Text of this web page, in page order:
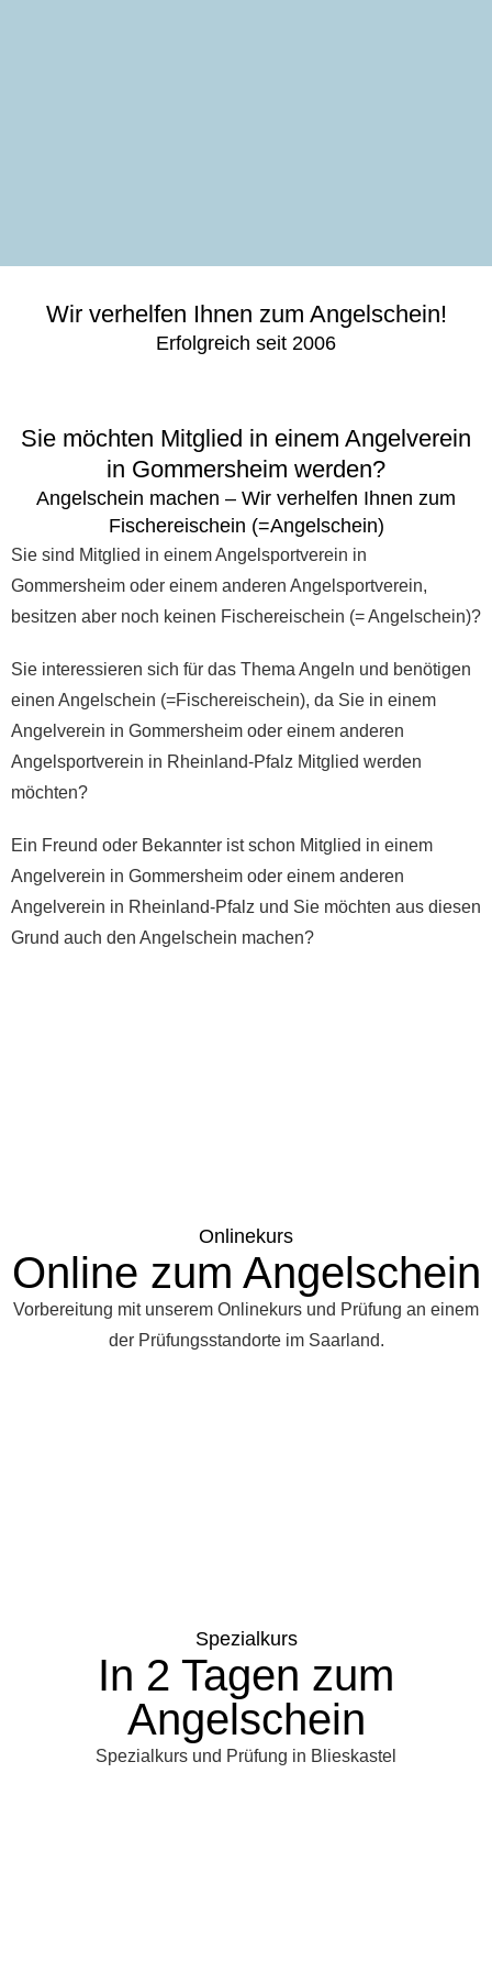
Wir verhelfen Ihnen zum Angelschein!
Erfolgreich seit 2006
Sie möchten Mitglied in einem Angelverein
in Gommersheim werden?
Angelschein machen – Wir verhelfen Ihnen zum
Fischereischein (=Angelschein)
Sie sind Mitglied in einem Angelsportverein in
Gommersheim oder einem anderen Angelsportverein,
besitzen aber noch keinen Fischereischein (= Angelschein)?
Sie interessieren sich für das Thema Angeln und benötigen
einen Angelschein (=Fischereischein), da Sie in einem
Angelverein in Gommersheim oder einem anderen
Angelsportverein in Rheinland-Pfalz Mitglied werden
möchten?
Ein Freund oder Bekannter ist schon Mitglied in einem
Angelverein in Gommersheim oder einem anderen
Angelverein in Rheinland-Pfalz und Sie möchten aus diesen
Grund auch den Angelschein machen?
Onlinekurs
Online zum Angelschein
Vorbereitung mit unserem Onlinekurs und Prüfung an einem
der Prüfungsstandorte im Saarland.
Spezialkurs
In 2 Tagen zum
Angelschein
Spezialkurs und Prüfung in Blieskastel